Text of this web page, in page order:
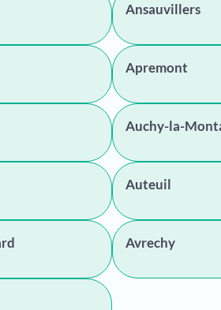
Ansauvillers
Apremont
Auchy-la-
Auteuil
Avrechy